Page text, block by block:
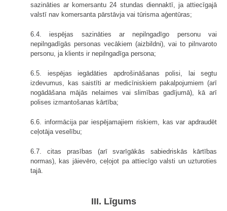
sazināties ar komersantu 24 stundas diennaktī, ja attiecīgajā
valstī nav komersanta pārstāvja vai tūrisma aģentūras;
6.4. iespējas sazināties ar nepilngadīgo personu vai
nepilngadīgās personas vecākiem (aizbildni), vai to pilnvaroto
personu, ja klients ir nepilngadīga persona;
6.5. iespējas iegādāties apdrošināšanas polisi, lai segtu
izdevumus, kas saistīti ar medicīniskiem pakalpojumiem (arī
nogādāšana mājās nelaimes vai slimības gadījumā), kā arī
polises izmantošanas kārtība;
6.6. informācija par iespējamajiem riskiem, kas var apdraudēt
ceļotāja veselību;
6.7. citas prasības (arī svarīgākās sabiedriskās kārtības
normas), kas jāievēro, ceļojot pa attiecīgo valsti un uzturoties
tajā.
III. Līgums